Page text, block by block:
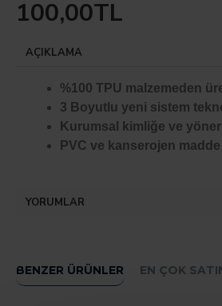
100,00TL
AÇIKLAMA
%100 TPU malzemeden
3 Boyutlu yeni sistem
Kurumsal kimliğe ve
PVC ve kanserojen
YORUMLAR
BENZER ÜRÜNLER EN ÇOK